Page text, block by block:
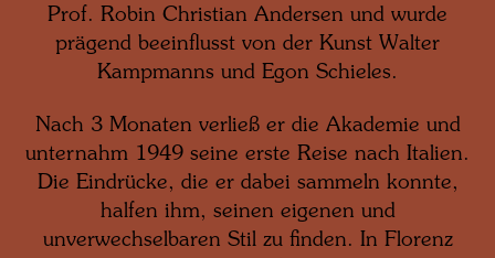
Prof. Robin Christian Andersen und wurde
prägend beeinflusst von der Kunst Walter
Kampmanns und Egon Schieles.
Nach 3 Monaten verließ er die Akademie und
unternahm 1949 seine erste Reise nach Italien.
Die Eindrücke, die er dabei sammeln konnte,
halfen ihm, seinen eigenen und
unverwechselbaren Stil zu finden. In Florenz